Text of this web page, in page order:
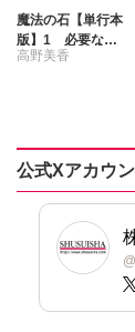
魔法の石【単行本
版】1 必要な石
は必要な時にあな
高野美香
公式Xアカウ